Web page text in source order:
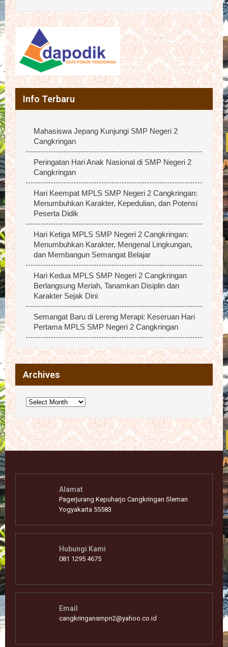
Info Terbaru
Mahasiswa Jepang Kunjungi SMP Negeri 2
Cangkringan
Peringatan Hari Anak Nasional di SMP Negeri 2
Cangkringan
Hari Keempat MPLS SMP Negeri 2 Cangkringan:
Menumbuhkan Karakter, Kepedulian, dan Potensi
Peserta Didik
Hari Ketiga MPLS SMP Negeri 2 Cangkringan:
Menumbuhkan Karakter, Mengenal Lingkungan,
dan Membangun Semangat Belajar
Hari Kedua MPLS SMP Negeri 2 Cangkringan
Berlangsung Meriah, Tanamkan Disiplin dan
Karakter Sejak Dini
Semangat Baru di Lereng Merapi: Keseruan Hari
Pertama MPLS SMP Negeri 2 Cangkringan
Archives
Archives
Alamat
Pagerjurang Kepuharjo Cangkringan Sleman
Yogyakarta 55583
Hubungi Kami
081 1295 4675
Email
cangkringansmpn2@yahoo.co.id